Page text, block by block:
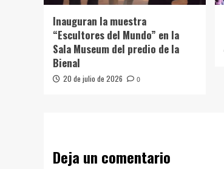
Inauguran la muestra
“Escultores del Mundo” en la
Sala Museum del predio de la
Bienal
20 de julio de 2026 0
Deja un comentario